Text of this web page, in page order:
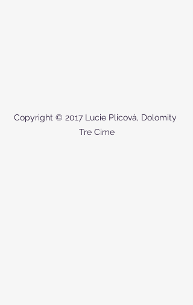
Copyright © 2017 Lucie Plicová, Dolomity
Tre Cime